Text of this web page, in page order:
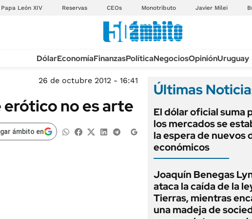
Papa León XIV Reservas CEOs Monotributo Javier Milei
TECNOLOGÍA
MÉXICO
MUNDO
INFORMACIÓN GENERAL
EDICTOS
LICITACIONES
CUADROS
RECALL
ANUARIO 2025
EDICIÓN IMPRESA
DólarEconomíaFinanzasPolíticaNegociosOpiniónUruguay
26 de octubre 2012 - 16:41
no es arte
ámbito en
Últimas
El dólar oficial suma
los mercados se
la espera de nuevos
económicos
Joaquín Benegas
ataca la caída de la
Tierras, mientras
una madeja de